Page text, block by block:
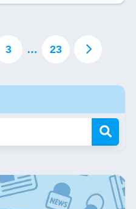
3 … 23